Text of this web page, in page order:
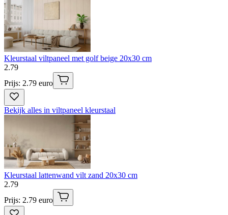
Kleurstaal viltpaneel met golf beige 20x30 cm
2.79
Prijs: 2.79 euro
Bekijk alles in viltpaneel kleurstaal
Kleurstaal lattenwand vilt zand 20x30 cm
2.79
Prijs: 2.79 euro